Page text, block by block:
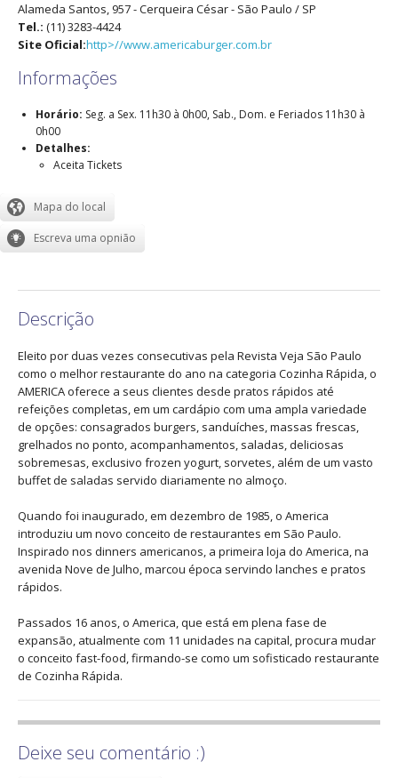
Alameda Santos, 957- Cerqueira César - São Paulo / SP
Tel.: (11) 3283-4424
Site Oficial:http>//www.americaburger.com.br
Informações
Horário: Seg. a Sex. 11h30 à 0h00, Sab., Dom. e Feriados 11h30 à
0h00
Detalhes:
Aceita Tickets
Descrição
Eleito por duas vezes consecutivas pela Revista Veja São Paulo
como o melhor restaurante do ano na categoria Cozinha Rápida, o
AMERICA oferece a seus clientes desde pratos rápidos até
refeições completas, em um cardápio com uma ampla variedade
de opções: consagrados burgers, sanduíches, massas frescas,
grelhados no ponto, acompanhamentos, saladas, deliciosas
sobremesas, exclusivo frozen yogurt, sorvetes, além de um vasto
buffet de saladas servido diariamente no almoço.
Quando foi inaugurado, em dezembro de 1985, o America
introduziu um novo conceito de restaurantes em São Paulo.
Inspirado nos dinners americanos, a primeira loja do America, na
avenida Nove de Julho, marcou época servindo lanches e pratos
rápidos.
Passados 16 anos, o America, que está em plena fase de
expansão, atualmente com 11 unidades na capital, procura mudar
o conceito fast-food, firmando-se como um sofisticado restaurante
de Cozinha Rápida.
Deixe seu comentário :)